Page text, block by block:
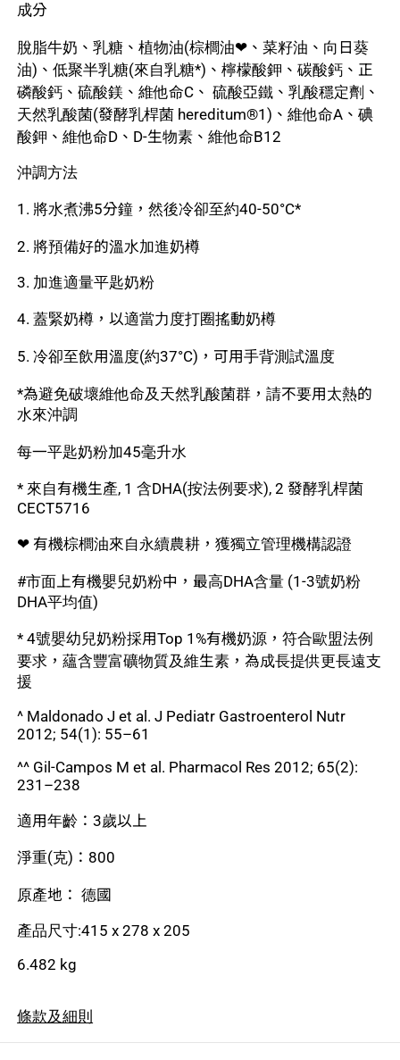
成分
脫脂牛奶、乳糖、植物油(棕櫚油❤、菜籽油、向日葵
油)、低聚半乳糖(來自乳糖*)、檸檬酸鉀、碳酸鈣、正
磷酸鈣、硫酸鎂、維他命C、 硫酸亞鐵、乳酸穩定劑、
天然乳酸菌(發酵乳桿菌 hereditum®️1)、維他命A、碘
酸鉀、維他命D、D-生物素、維他命B12
沖調方法
1. 將水煮沸5分鐘，然後冷卻至約40-50°C*
2. 將預備好的溫水加進奶樽
3. 加進適量平匙奶粉
4. 蓋緊奶樽，以適當力度打圈搖動奶樽
5. 冷卻至飲用溫度(約37°C)，可用手背測試溫度
*為避免破壞維他命及天然乳酸菌群，請不要用太熱的
水來沖調
每一平匙奶粉加45毫升水
* 來自有機生產, 1 含DHA(按法例要求), 2 發酵乳桿菌
CECT5716
❤ 有機棕櫚油來自永續農耕，獲獨立管理機構認證
#市面上有機嬰兒奶粉中，最高DHA含量 (1-3號奶粉
DHA平均值)
* 4號嬰幼兒奶粉採用Top 1%有機奶源，符合歐盟法例
要求，蘊含豐富礦物質及維生素，為成長提供更長遠支
援
^ Maldonado J et al. J Pediatr Gastroenterol Nutr
2012; 54(1): 55–61
^^ Gil-Campos M et al. Pharmacol Res 2012; 65(2):
231–238
適用年齡：3歲以上
淨重(克)：800
原產地： 德國
產品尺寸:415 x 278 x 205
6.482 kg
條款及細則